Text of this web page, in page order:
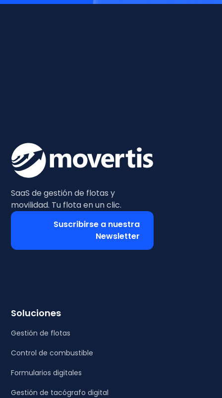
SaaS de gestión de flotas y
movilidad. Tu flota en un clic.
Suscribirse a nuestra
Newsletter
Soluciones
Gestión de flotas
Control de combustible
Formularios digitales
Gestión de tacógrafo digital